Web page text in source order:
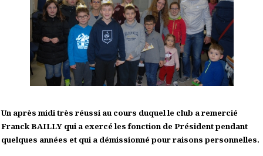
Un après midi très réussi au cours duquel le club a remercié
Franck BAILLY qui a exercé les fonction de Président pendant
quelques années et qui a démissionné pour raisons personnelles.